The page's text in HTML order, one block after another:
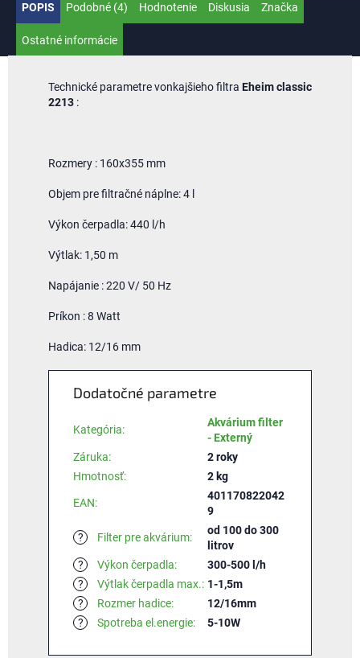
POPIS Podobné (4) Hodnotenie Diskusia Značka
Ostatné informácie
Technické parametre vonkajšieho filtra Eheim classic
2213 :
Rozmery : 160x355 mm
Objem pre filtračné náplne: 4 l
Výkon čerpadla: 440 l/h
Výtlak: 1,50 m
Napájanie : 220 V/ 50 Hz
Príkon : 8 Watt
Hadica: 12/16 mm
Dodatočné parametre
Kategória:
Akvárium filter
- Externý
Záruka:
2 roky
Hmotnosť: 2 kg
EAN:
401170822042
9
? Filter pre akvárium:
od 100 do 300
litrov
?
Výkon čerpadla:
300-500 l/h
?
Výtlak čerpadla max.: 1-1,5m
?
Rozmer hadice:
12/16mm
?
Spotreba el.energie: 5-10W